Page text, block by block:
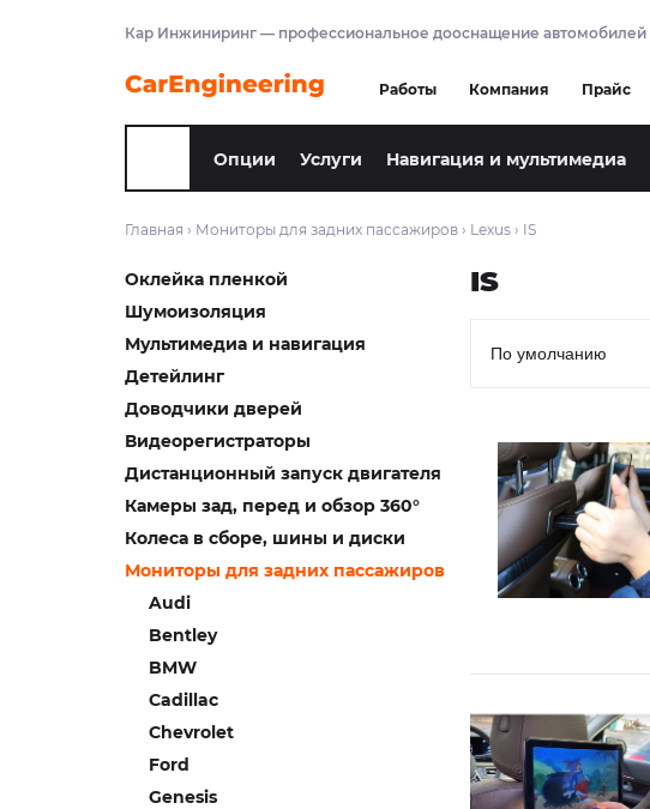
Кар Инжиниринг — профессиональное дооснащение автомобилей
Работы Компания Прайс
Опции Услуги Навигация и мультимедиа
Главная › Мониторы для задних пассажиров › Lexus › IS
Оклейка пленкой
Шумоизоляция
Мультимедиа и навигация
Детейлинг
Доводчики дверей
Видеорегистраторы
Дистанционный запуск двигателя
Камеры зад, перед и обзор 360°
Колеса в сборе, шины и диски
Мониторы для задних пассажиров
Audi
Bentley
BMW
Cadillac
Chevrolet
Ford
Genesis
IS